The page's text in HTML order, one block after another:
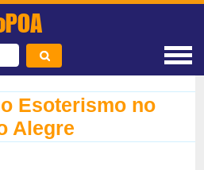
Esoterismo no
Alegre